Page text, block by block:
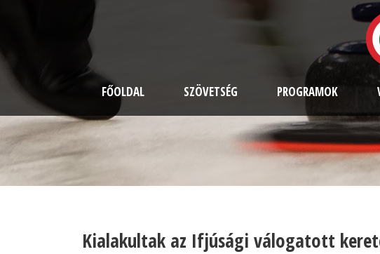
FŐOLDAL SZÖVETSÉG PROGRAMOK
Kialakultak az Ifjúsági válogatott